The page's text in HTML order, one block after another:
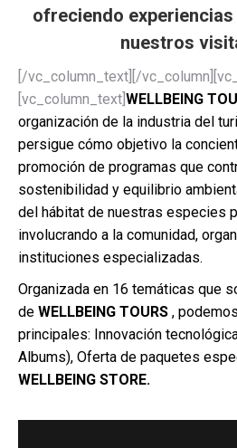
ofreciendo
nuestros
[/vc_column_text][/
[vc_column_text] WELLBEING
organización de la industria del
persigue cómo objetivo la
promoción de programas que
sostenibilidad y equilibrio
del hábitat de nuestras especies
involucrando a la comunidad,
instituciones especializadas.
Organizada en 16 temáticas que
de WELLBEING TOURS ,
principales: Innovación
Albums), Oferta de paquetes
WELLBEING STORE.